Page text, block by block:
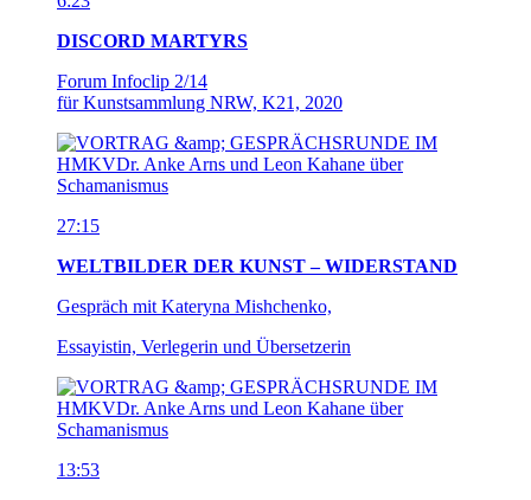
DISCORD MARTYRS
Forum Infoclip 2/14
für Kunstsammlung NRW, K21, 2020
27:15
WELTBILDER DER KUNST – WIDERSTAND
Gespräch mit Kateryna Mishchenko,
Essayistin, Verlegerin und Übersetzerin
13:53